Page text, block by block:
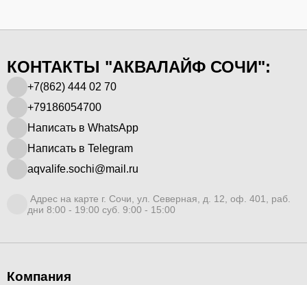
КОНТАКТЫ "АКВАЛАЙФ СОЧИ":
+7(862) 444 02 70
+79186054700
Написать в WhatsApp
Написать в Telegram
aqvalife.sochi@mail.ru
Адрес на карте г. Сочи, ул. Северная, д. 12, оф. 401, раб.
дни 8:00 - 19:00 суб. 9:00 - 15:00
Компания